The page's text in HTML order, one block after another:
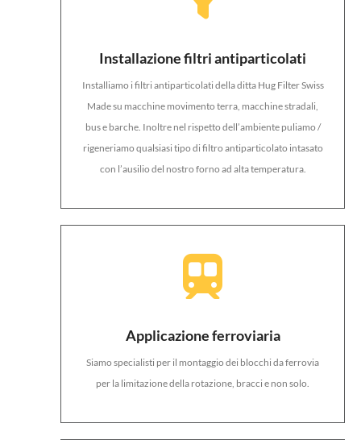
Installazione filtri antiparticolati
Installiamo i filtri antiparticolati della ditta Hug Filter Swiss
Made su macchine movimento terra, macchine stradali,
bus e barche. Inoltre nel rispetto dell’ambiente puliamo /
rigeneriamo qualsiasi tipo di filtro antiparticolato intasato
con l’ausilio del nostro forno ad alta temperatura.
Applicazione ferroviaria
Siamo specialisti per il montaggio dei blocchi da ferrovia
per la limitazione della rotazione, bracci e non solo.